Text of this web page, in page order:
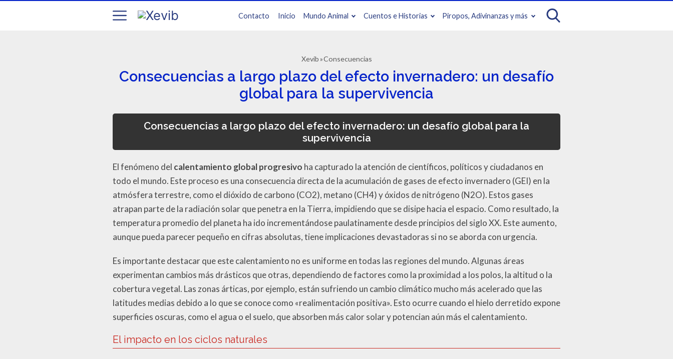
Contacto Inicio Mundo Animal Cuentos e Historias Piropos, Adivinanzas y más
Xevib Consecuencias
Consecuencias a largo plazo del efecto invernadero: un desafío
global para la supervivencia
Consecuencias a largo plazo del efecto invernadero: un desafío global para la
supervivencia
El fenómeno del calentamiento global progresivo ha capturado la atención de científicos, políticos y ciudadanos en
todo el mundo. Este proceso es una consecuencia directa de la acumulación de gases de efecto invernadero (GEI) en la
atmósfera terrestre, como el dióxido de carbono (CO2), metano (CH4) y óxidos de nitrógeno (N2O). Estos gases
atrapan parte de la radiación solar que penetra en la Tierra, impidiendo que se disipe hacia el espacio. Como resultado, la
temperatura promedio del planeta ha ido incrementándose paulatinamente desde principios del siglo XX. Este aumento,
aunque pueda parecer pequeño en cifras absolutas, tiene implicaciones devastadoras si no se aborda con urgencia.
Es importante destacar que este calentamiento no es uniforme en todas las regiones del mundo. Algunas áreas
experimentan cambios más drásticos que otras, dependiendo de factores como la proximidad a los polos, la altitud o la
cobertura vegetal. Las zonas árticas, por ejemplo, están sufriendo un cambio climático mucho más acelerado que las
latitudes medias debido a lo que se conoce como «realimentación positiva». Esto ocurre cuando el hielo derretido expone
superficies oscuras, como el agua o el suelo, que absorben más calor solar y potencian aún más el calentamiento.
El impacto en los ciclos naturales